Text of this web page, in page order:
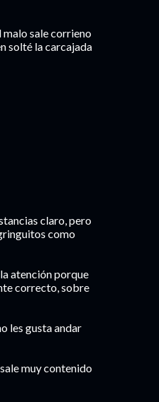
malo sale corrieno
solté la carcajada
claro, pero
como
atención porque
correcto, sobre
les gusta andar
muy contenido